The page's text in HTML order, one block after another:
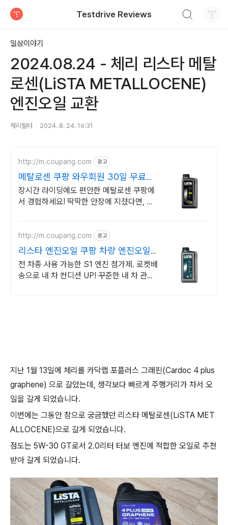
Testdrive Reviews
일상이야기
2024.08.24 - 체리 리스타 메탈
로센(LiSTA METALLOCENE)
엔진오일 교환
체리필터 2024. 8. 24. 16:31
http://m.coupang.com 광고
메탈로센 쿠팡 와우회원 30일 무료반
품
장시간 라이딩에도 편안한 메탈로센 쿠팡에
서 경험하세요! 딱딱한 안장에 지쳤다면, 와
http://m.coupang.com 광고
리스타 엔진오일 쿠팡 차량 엔진오일
전문
전 차종 사용 가능한 S1 엔진 첨가제. 로켓배
송으로 내 차 컨디션 UP! 꾸준한 내 차 관리,
지난 1월 13일에 체리를 카닥랩 포플러스 그래핀(Cardoc 4 plus
graphene) 으로 갈았는데, 생각보다 빠르게 주행거리가 차서 오
일을 갈게 되었습니다.
이번에는 그동안 참으로 궁금했던 리스타 메탈로센(LiSTA MET
ALLOCENE)으로 갈게 되었습니다.
점도는 5W-30 GT로서 2.0리터 터보 엔진에 적합한 오일로 추천
받아 갈게 되었습니다.